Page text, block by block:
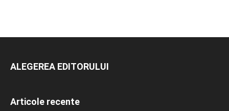
ALEGEREA EDITORULUI
Articole recente